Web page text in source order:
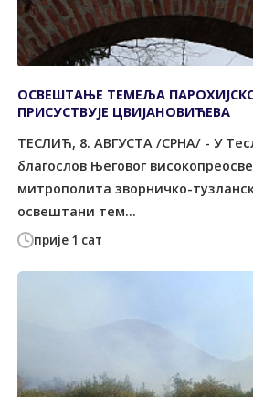
прије 1 сат
ОСВЕШТАЊЕ ТЕМЕЉА
ПРИСУСТВУЈЕ ЦВИЈАНОВИЋЕВА
ТЕСЛИЋ, 8. АВГУСТА /СРНА/ - У
благослов Његовог
митрополита зворничко-
освештани тем...